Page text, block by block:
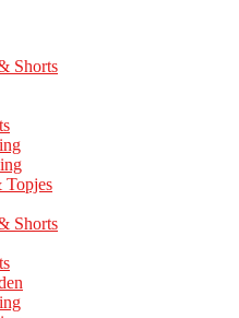
Shorts
Topjes
Shorts